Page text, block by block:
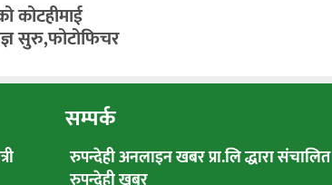
कोटहीमाई
सुरु,फोटोफिचर
सम्पर्क
रुपन्देही अनलाइन खबर प्रा.लि द्धारा संचालित